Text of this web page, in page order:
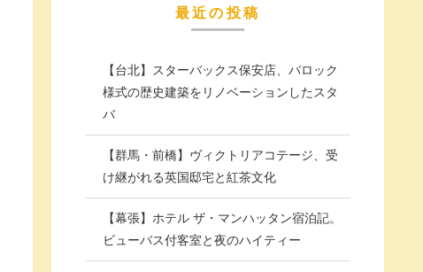
最近の投稿
【台北】スターバックス保安店、バロック
様式の歴史建築をリノベーションしたスタ
バ
【群馬・前橋】ヴィクトリアコテージ、受
け継がれる英国邸宅と紅茶文化
【幕張】ホテル ザ・マンハッタン宿泊記。
ビューバス付客室と夜のハイティー